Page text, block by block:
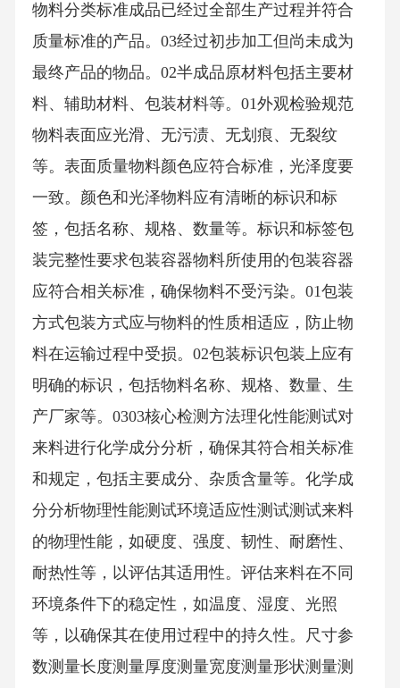
物料分类标准成品已经过全部生产过程并符合
质量标准的产品。03经过初步加工但尚未成为
最终产品的物品。02半成品原材料包括主要材
料、辅助材料、包装材料等。01外观检验规范
物料表面应光滑、无污渍、无划痕、无裂纹
等。表面质量物料颜色应符合标准，光泽度要
一致。颜色和光泽物料应有清晰的标识和标
签，包括名称、规格、数量等。标识和标签包
装完整性要求包装容器物料所使用的包装容器
应符合相关标准，确保物料不受污染。01包装
方式包装方式应与物料的性质相适应，防止物
料在运输过程中受损。02包装标识包装上应有
明确的标识，包括物料名称、规格、数量、生
产厂家等。0303核心检测方法理化性能测试对
来料进行化学成分分析，确保其符合相关标准
和规定，包括主要成分、杂质含量等。化学成
分分析物理性能测试环境适应性测试测试来料
的物理性能，如硬度、强度、韧性、耐磨性、
耐热性等，以评估其适用性。评估来料在不同
环境条件下的稳定性，如温度、湿度、光照
等，以确保其在使用过程中的持久性。尺寸参
数测量长度测量厚度测量宽度测量形状测量测